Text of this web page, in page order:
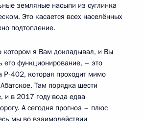
земляные насыпи из суглинка
Это касается всех населённых
подтопление.
котором я Вам докладывал, и Вы
его функционирование, – это
Р-402, которая проходит мимо
Там порядка шести
и в 2017 году вода едва
А сегодня прогноз – плюс
мы во взаимодействии